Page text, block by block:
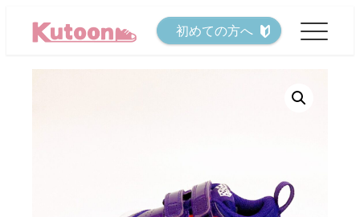
初めての方へ